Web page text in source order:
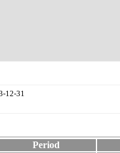
12-31
Period